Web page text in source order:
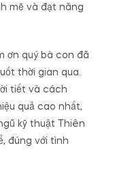
mẽ và đạt năng
ơn quý bà con đã
thời gian qua.
tiết và cách
quả cao nhất,
kỹ thuật Thiên
đúng với tình